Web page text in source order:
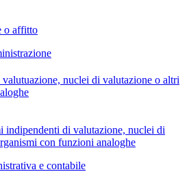
o affitto
nuclei di valutazione o altri
indipendenti di valutazione, nuclei di
con funzioni analoghe
e contabile